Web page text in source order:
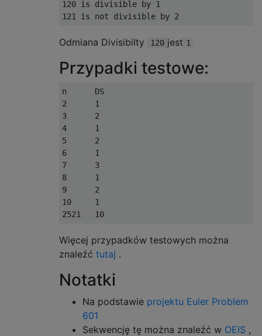
120 is divisible by 1
Odmiana Divisibilty 120 jest 1
Przypadki testowe:
n      DS
2      1
3      2
4      1
5      2
6      1
7      3
8      1
9      2
10     1
Więcej przypadków testowych można
znaleźć tutaj .
Notatki
Na podstawie projektu Euler Problem
601
Sekwencję tę można znaleźć w OEIS ,